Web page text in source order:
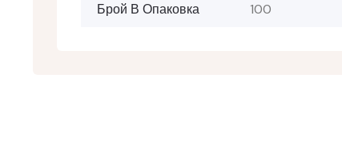
Брой В Опаковка 100